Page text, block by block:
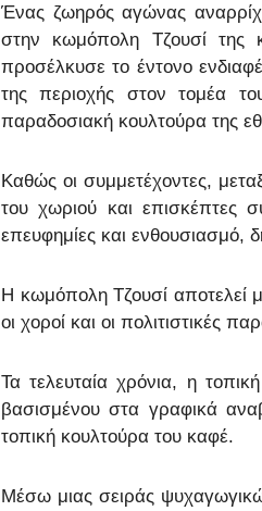
Ένας ζωηρός αγώνας
στην κωμόπολη Τζουσί της
προσέλκυσε το έντονο
της περιοχής στον τομέα
παραδοσιακή κουλτούρα της
Καθώς οι συμμετέχοντες,
του χωριού και επισκέπτες
επευφημίες και ενθουσιασμό,
Η κωμόπολη Τζουσί αποτελεί
οι χοροί και οι πολιτιστικές
Τα τελευταία χρόνια, η
βασισμένου στα γραφικά
τοπική κουλτούρα του καφέ.
Μέσω μιας σειράς